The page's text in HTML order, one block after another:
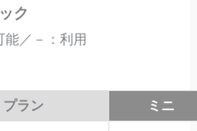
ク
／－：利用
プラン ミニ